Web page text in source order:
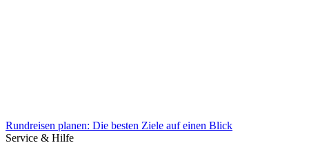
Rundreisen planen: Die besten Ziele auf einen Blick
Service & Hilfe